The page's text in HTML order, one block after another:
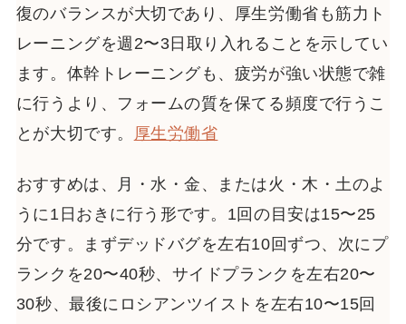
復のバランスが大切であり、厚生労働省も筋力ト
レーニングを週2〜3日取り入れることを示してい
ます。体幹トレーニングも、疲労が強い状態で雑
に行うより、フォームの質を保てる頻度で行うこ
とが大切です。
厚生労働省
おすすめは、月・水・金、または火・木・土のよ
うに1日おきに行う形です。1回の目安は15〜25
分です。まずデッドバグを左右10回ずつ、次にプ
ランクを20〜40秒、サイドプランクを左右20〜
30秒、最後にロシアンツイストを左右10〜15回